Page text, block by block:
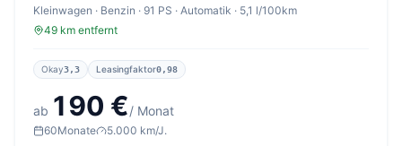
Kleinwagen · Benzin · 91 PS · Automatik · 5,1 l/100km
49 km entfernt
Okay3,3 Leasingfaktor0,98
ab 190 €/ Monat
60Monate
5.000 km/J.